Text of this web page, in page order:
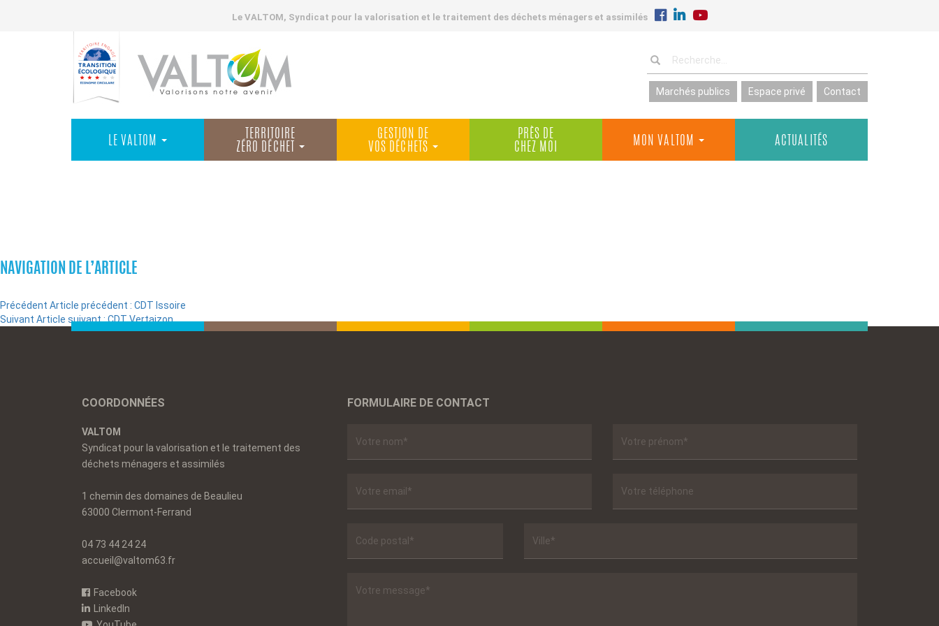
Le VALTOM, Syndicat pour la valorisation et le traitement des déchets ménagers et assimilés
Marchés publics Espace privé Contact
LE VALTOM
TERRITOIRE
ZÉRO DÉCHET
GESTION DE
VOS DÉCHETS
PRÈS DE
CHEZ MOI
MON VALTOM ACTUALITÉS
NAVIGATION DE L’ARTICLE
Précédent Article précédent : CDT Issoire
Suivant Article suivant :CDT Vertaizon
COORDONNÉES
VALTOM
Syndicat pour la valorisation et le traitement des
déchets ménagers et assimilés
1 chemin des domaines de Beaulieu
63000 Clermont-Ferrand
04 73 44 24 24
accueil@valtom63.fr
Facebook
LinkedIn
FORMULAIRE DE CONTACT